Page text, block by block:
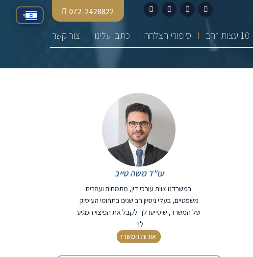
072-2428822
10 עצות זהב סיפורי הצלחה כתבו עלינו צור קשר
עו"ד משה טייב
במשרדנו צוות עורכי דין, מתמחים ועוזרים
משפטיים, בעלי ניסיון רב שנים בתחומי העיסוק
של המשרד, שיסייעו לך לקבל את הפיצוי המגיע
לך.
אודות המשרד
▾